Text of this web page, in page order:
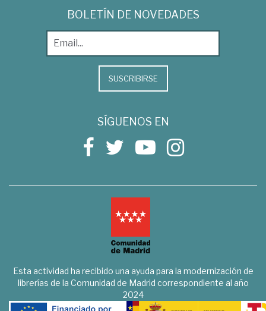
BOLETÍN DE NOVEDADES
SUSCRIBIRSE
SÍGUENOS EN
Esta actividad ha recibido una ayuda para la modernización de
librerías de la Comunidad de Madrid correspondiente al año
2024